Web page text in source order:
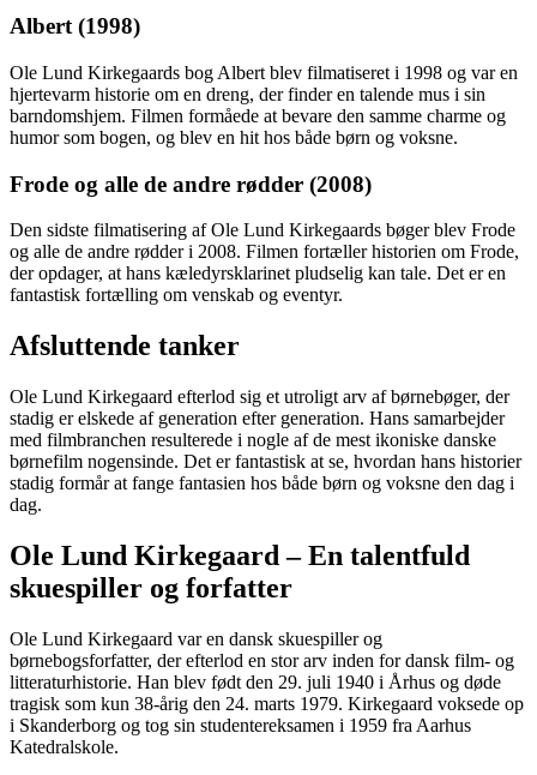
Albert (1998)
Ole Lund Kirkegaards bog Albert blev filmatiseret i 1998 og var en
hjertevarm historie om en dreng, der finder en talende mus i sin
barndomshjem. Filmen formåede at bevare den samme charme og
humor som bogen, og blev en hit hos både børn og voksne.
Frode og alle de andre rødder (2008)
Den sidste filmatisering af Ole Lund Kirkegaards bøger blev Frode
og alle de andre rødder i 2008. Filmen fortæller historien om Frode,
der opdager, at hans kæledyrsklarinet pludselig kan tale. Det er en
fantastisk fortælling om venskab og eventyr.
Afsluttende tanker
Ole Lund Kirkegaard efterlod sig et utroligt arv af børnebøger, der
stadig er elskede af generation efter generation. Hans samarbejder
med filmbranchen resulterede i nogle af de mest ikoniske danske
børnefilm nogensinde. Det er fantastisk at se, hvordan hans historier
stadig formår at fange fantasien hos både børn og voksne den dag i
dag.
Ole Lund Kirkegaard – En talentfuld
skuespiller og forfatter
Ole Lund Kirkegaard var en dansk skuespiller og
børnebogsforfatter, der efterlod en stor arv inden for dansk film- og
litteraturhistorie. Han blev født den 29. juli 1940 i Århus og døde
tragisk som kun 38-årig den 24. marts 1979. Kirkegaard voksede op
i Skanderborg og tog sin studentereksamen i 1959 fra Aarhus
Katedralskole.